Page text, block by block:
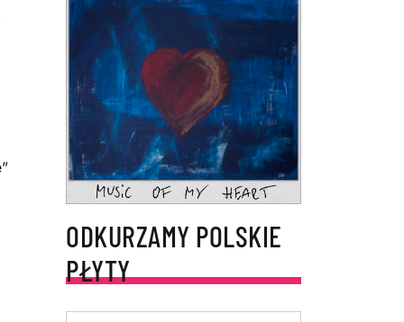
ODKURZAMY POLSKIE
PŁYTY